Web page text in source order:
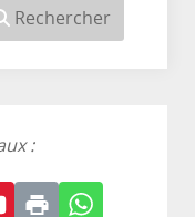
Rechercher
: